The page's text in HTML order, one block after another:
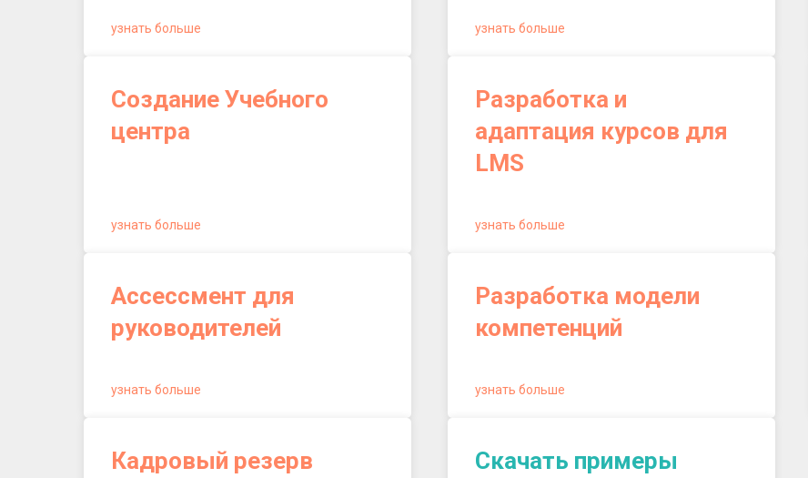
узнать больше узнать больше
Создание Учебного
центра
узнать больше
Разработка и
адаптация курсов для
LMS
узнать больше
Ассессмент для
руководителей
узнать больше
Разработка модели
компетенций
узнать больше
Кадровый резерв
Скачать примеры